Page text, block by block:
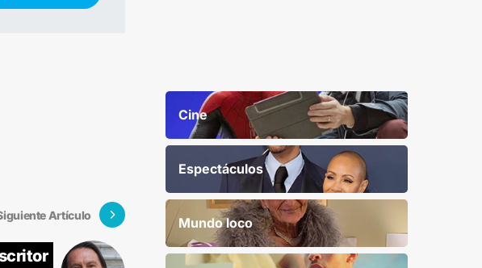
Artículo
Cine
Espectáculos
Mundo loco